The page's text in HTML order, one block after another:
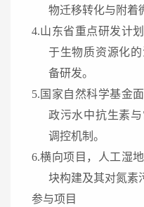
物迁移转化与附着
4.山东省重点研发计
于生物质资源化
备研发。
5. 国家自然科学基金
政污水中抗生素
调控机制 。
6.横向项目，人工湿
块构建及其对氮素
参与项目